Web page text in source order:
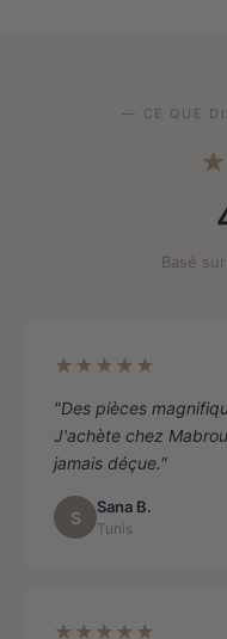
— CE QUE
Basé
★★★★★
"Des pièces
J'achète chez
jamais déçue."
S
Sana B.
Tunis
★★★★★